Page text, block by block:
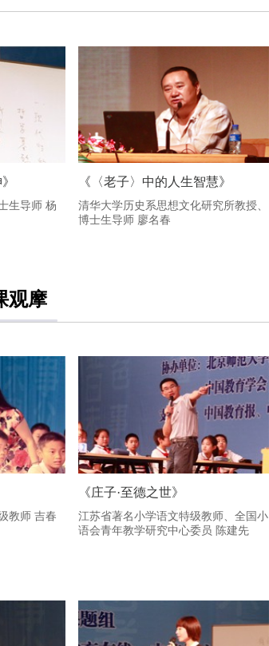
生导师 杨
《〈老子〉中的人生智慧》
清华大学历史系思想文化研究所教授、
博士生导师 廖名春
观摩
教师 吉春
《庄子·至德之世》
江苏省著名小学语文特级教师、全国小
语会青年教学研究中心委员 陈建先